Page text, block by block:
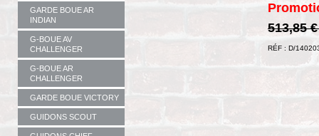
GARDE BOUE AR
INDIAN
G-BOUE AV
CHALLENGER
G-BOUE AR
CHALLENGER
GARDE BOUE VICTORY
GUIDONS SCOUT
513,85
RÉF : D/